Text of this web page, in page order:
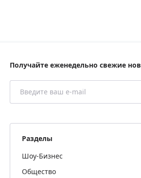
Получайте еженедельно свежие
Разделы
Шоу-Бизнес
Общество